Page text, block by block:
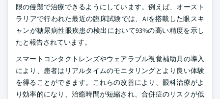
限の侵襲で治療できるようにしています。例えば、オースト
ラリアで行われた最近の臨床試験では、AIを搭載した眼スキ
ャンが糖尿病性眼疾患の検出において93%の高い精度を示し
たと報告されています。
スマートコンタクトレンズやウェアラブル視覚補助具の導入
により、患者はリアルタイムのモニタリングとより良い体験
を得ることができます。これらの改善により、眼科治療がよ
り効率的になり、治癒時間が短縮され、合併症のリスクが低